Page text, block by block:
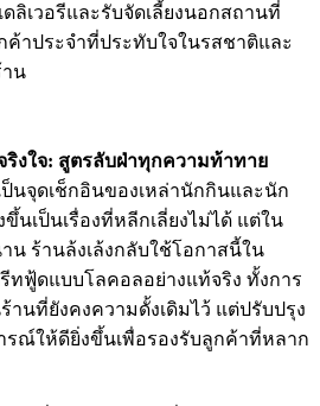
ลิเวอรีและรับจัดเลี้ยงนอกสถานที่
าประจำที่ประทับใจในรสชาติและ
น
งใจ: สูตรลับฝ่าทุกความท้าทาย
นจุดเช็กอินของเหล่านักกินและนัก
นเป็นเรื่องที่หลีกเลี่ยงไม่ได้ แต่ใน
น ร้านล้งเล้งกลับใช้โอกาสนี้ใน
ทฟู้ดแบบโลคอลอย่างแท้จริง ทั้งการ
านที่ยังคงความดั้งเดิมไว้ แต่ปรับปรุง
รณ์ให้ดียิ่งขึ้นเพื่อรองรับลูกค้าที่หลาก